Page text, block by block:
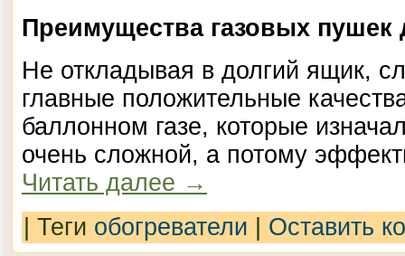
Преимущества газовых пушек
Не откладывая в долгий ящик,
главные положительные
баллонном газе, которые
очень сложной, а потому
Читать далее →
Теги обогреватели Оставить